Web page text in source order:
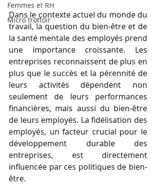
Femmes et RH
Micro trottoir
Dans le contexte actuel du monde du
travail, la question du bien-être et de
la santé mentale des employés prend
une importance croissante. Les
entreprises reconnaissent de plus en
plus que le succès et la pérennité de
leurs activités dépendent non
seulement de leurs performances
financières, mais aussi du bien-être
de leurs employés. La fidélisation des
employés, un facteur crucial pour le
développement durable des
entreprises, est directement
influencée par ces politiques de bien-
être.